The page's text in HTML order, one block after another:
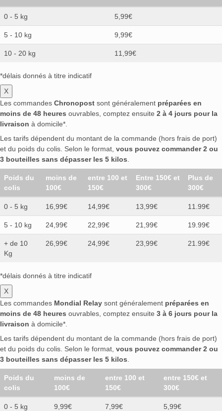
0 - 5 kg 5,99€
5 - 10 kg 9,99€
10 - 20 kg 11,99€
*délais donnés à titre indicatif
X
Les commandes Chronopost sont généralement préparées en
moins de 48 heures ouvrables, comptez ensuite 2 à 4 jours pour la
livraison à domicile*.
Les tarifs dépendent du montant de la commande (hors frais de port)
et du poids du colis. Selon le format, vous pouvez commander 2 ou
3 bouteilles sans dépasser les 5 kilos
Poids du
colis
moins de
100€
entre 100 et
150€
Entre 150€ et
300€
Plus de
300€
0 - 5 kg 16,99€ 14,99€ 13,99€ 11.99€
5 - 10 kg 24,99€ 22,99€ 21,99€ 19.99€
+ de 10
Kg
26,99€ 24,99€ 23,99€ 21.99€
*délais donnés à titre indicatif
X
Les commandes Mondial Relay sont généralement préparées en
moins de 48 heures ouvrables, comptez ensuite 3 à 6 jours pour la
livraison à domicile*.
Les tarifs dépendent du montant de la commande (hors frais de port)
et du poids du colis. Selon le format, vous pouvez commander 2 ou
3 bouteilles sans dépasser les 5 kilos
Poids du
colis
moins de
100€
entre 100 et
150€
entre 150€ et
300€
0 - 5 kg 9,99€ 7,99€ 5,99€